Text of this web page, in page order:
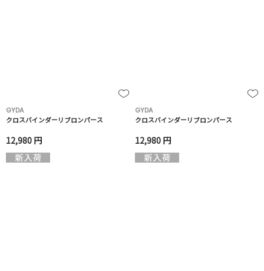
GYDA
クロスバインダーリブロンパース
12,980 円
GYDA
クロスバインダーリブロンパース
12,980 円